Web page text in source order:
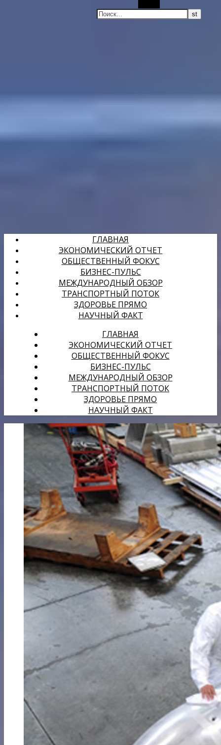
ГЛАВНАЯ
ЭКОНОМИЧЕСКИЙ ОТЧЕТ
ОБЩЕСТВЕННЫЙ ФОКУС
БИЗНЕС-ПУЛЬС
МЕЖДУНАРОДНЫЙ ОБЗОР
ТРАНСПОРТНЫЙ ПОТОК
ЗДОРОВЬЕ ПРЯМО
НАУЧНЫЙ ФАКТ
ГЛАВНАЯ
ЭКОНОМИЧЕСКИЙ ОТЧЕТ
ОБЩЕСТВЕННЫЙ ФОКУС
БИЗНЕС-ПУЛЬС
МЕЖДУНАРОДНЫЙ ОБЗОР
ТРАНСПОРТНЫЙ ПОТОК
ЗДОРОВЬЕ ПРЯМО
НАУЧНЫЙ ФАКТ